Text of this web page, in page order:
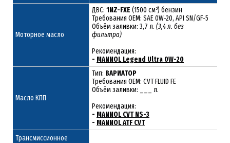
Моторное масло
ДВС: 1NZ-FXE (1500 см³) бензин
Требования ОЕМ: SAE 0W-20, API SN/GF-5
Объём заливки: 3,7 л. (3,4 л. без
фильтра)
Рекомендация:
- MANNOL Legend Ultra 0W-20
Масло КПП
Тип: ВАРИАТОР
Требования OEM: CVT FLUID FE
Объём заливки: ___ л.
Рекомендация:
- MANNOL CVT NS-3
- MANNOL ATF CVT
Трансмиссионное